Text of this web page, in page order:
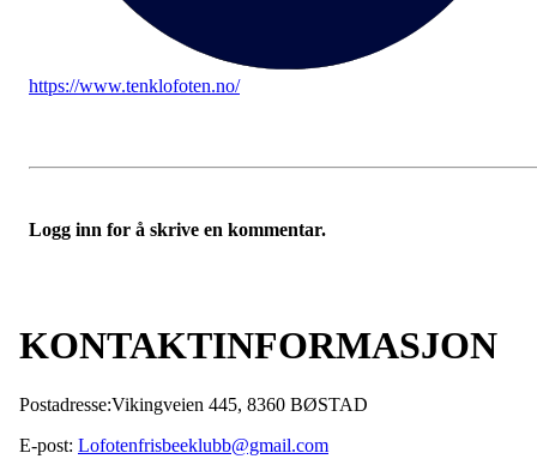
https://www.tenklofoten.no/
Logg inn for å skrive en kommentar.
KONTAKTINFORMASJON
Postadresse:Vikingveien 445, 8360 BØSTAD
E-post: Lofotenfrisbeeklubb@gmail.com